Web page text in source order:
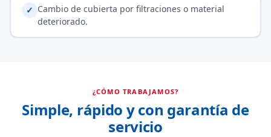
✓ Cambio de cubierta por filtraciones o material
deteriorado.
¿CÓMO TRABAJAMOS?
Simple, rápido y con garantía de
servicio